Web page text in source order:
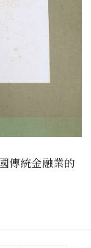
傳統金融業的